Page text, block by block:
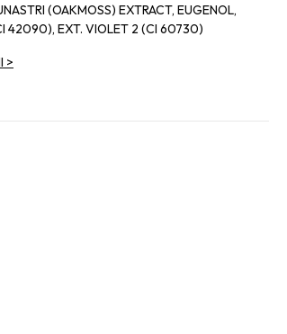
(OAKMOSS) EXTRACT, EUGENOL,
42090), EXT. VIOLET 2 (CI 60730)
>